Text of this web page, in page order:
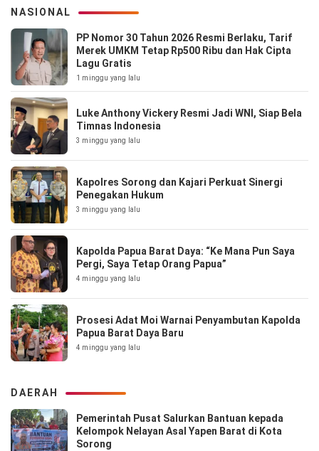
NASIONAL
PP Nomor 30 Tahun 2026 Resmi Berlaku, Tarif
Merek UMKM Tetap Rp500 Ribu dan Hak Cipta
Lagu Gratis
1 minggu yang lalu
Luke Anthony Vickery Resmi Jadi WNI, Siap Bela
Timnas Indonesia
3 minggu yang lalu
Kapolres Sorong dan Kajari Perkuat Sinergi
Penegakan Hukum
3 minggu yang lalu
Kapolda Papua Barat Daya: “Ke Mana Pun Saya
Pergi, Saya Tetap Orang Papua”
4 minggu yang lalu
Prosesi Adat Moi Warnai Penyambutan Kapolda
Papua Barat Daya Baru
4 minggu yang lalu
DAERAH
Pemerintah Pusat Salurkan Bantuan kepada
Kelompok Nelayan Asal Yapen Barat di Kota
Sorong